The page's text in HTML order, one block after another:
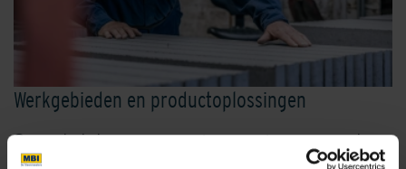
Werkgebieden en productoplossingen
Onze missie is om samen met onze partners een mooie,
comfortabele en duurzame buitenleefomgeving te creëren.